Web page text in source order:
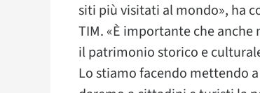
siti più visitati al mondo», ha
TIM. «È importante che
il patrimonio storico e
Lo stiamo facendo mettendo